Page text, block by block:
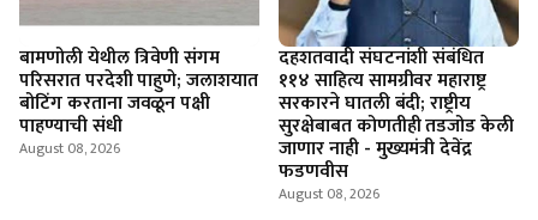
बामणोली येथील त्रिवेणी संगम
परिसरात परदेशी पाहुणे; जलाशयात
बोटिंग करताना जवळून पक्षी
पाहण्याची संधी
August 08, 2026
दहशतवादी संघटनांशी संबंधित
११४ साहित्य सामग्रीवर महाराष्ट्र
सरकारने घातली बंदी; राष्ट्रीय
सुरक्षेबाबत कोणतीही तडजोड केली
जाणार नाही - मुख्यमंत्री देवेंद्र
फडणवीस
August 08, 2026